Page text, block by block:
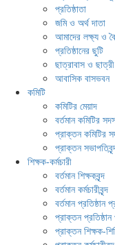
প্রতিষ্ঠাতা
জমি ও অর্থ দাতা
আমাদের লক্ষ্য ও
প্রতিষ্ঠানের ছুটি
ছাত্রাবাস ও
আবাসিক বাসভবন
কমিটি
কমিটির মেয়াদ
বর্তমান কমিটির
প্রাক্তন কমিটির
প্রাক্তন
শিক্ষক-কর্মচারী
বর্তমান শিক্ষকবৃন্দ
বর্তমান কর্মচারীবৃন্দ
বর্তমান প্রতিষ্ঠান
প্রাক্তন
প্রাক্তন শিক্ষক-